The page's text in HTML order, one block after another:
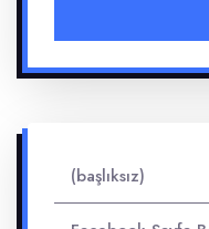
(başlıksız)